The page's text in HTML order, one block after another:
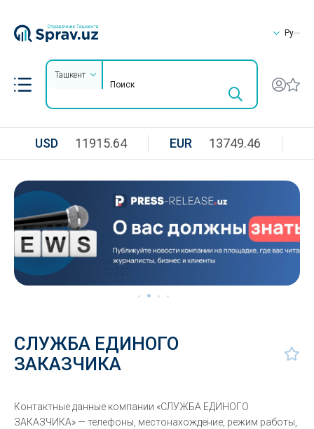
Ру
Ташкент
USD 11915.64 EUR 13749.46
СЛУЖБА ЕДИНОГО
ЗАКАЗЧИКА
Контактные данные компании «СЛУЖБА ЕДИНОГО
ЗАКАЗЧИКА» — телефоны, местонахождение, режим работы,